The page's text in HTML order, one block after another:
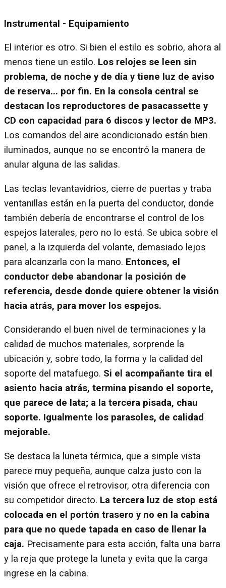
Instrumental - Equipamiento
El interior es otro. Si bien el estilo es sobrio, ahora al
menos tiene un estilo. Los relojes se leen sin
problema, de noche y de día y tiene luz de aviso
de reserva... por fin. En la consola central se
destacan los reproductores de pasacassette y
CD con capacidad para 6 discos y lector de MP3.
Los comandos del aire acondicionado están bien
iluminados, aunque no se encontró la manera de
anular alguna de las salidas.
Las teclas levantavidrios, cierre de puertas y traba
ventanillas están en la puerta del conductor, donde
también debería de encontrarse el control de los
espejos laterales, pero no lo está. Se ubica sobre el
panel, a la izquierda del volante, demasiado lejos
para alcanzarla con la mano. Entonces, el
conductor debe abandonar la posición de
referencia, desde donde quiere obtener la visión
hacia atrás, para mover los espejos.
Considerando el buen nivel de terminaciones y la
calidad de muchos materiales, sorprende la
ubicación y, sobre todo, la forma y la calidad del
soporte del matafuego. Si el acompañante tira el
asiento hacia atrás, termina pisando el soporte,
que parece de lata; a la tercera pisada, chau
soporte. Igualmente los parasoles, de calidad
mejorable.
Se destaca la luneta térmica, que a simple vista
parece muy pequeña, aunque calza justo con la
visión que ofrece el retrovisor, otra diferencia con
su competidor directo. La tercera luz de stop está
colocada en el portón trasero y no en la cabina
para que no quede tapada en caso de llenar la
caja. Precisamente para esta acción, falta una barra
y la reja que protege la luneta y evita que la carga
ingrese en la cabina.